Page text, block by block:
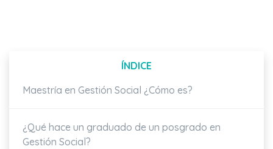
ÍNDICE
Maestría en Gestión Social ¿Cómo es?
¿Qué hace un graduado de un posgrado en
Gestión Social?